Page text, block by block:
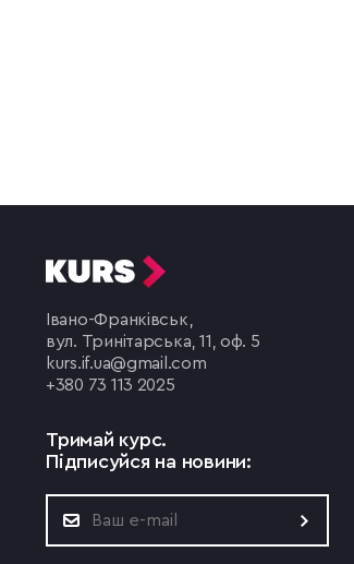
Івано-Франківськ,
вул. Тринітарська, 11, оф. 5
kurs.if.ua@gmail.com
+380 73 113 2025
Тримай курс.
Підписуйся на новини: